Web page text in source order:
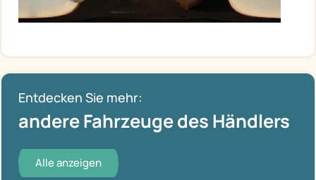
Entdecken Sie mehr:
andere Fahrzeuge des Händlers
Alle anzeigen